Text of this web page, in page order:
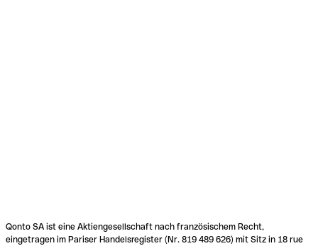
Qonto SA ist eine Aktiengesellschaft nach französischem Recht,
eingetragen im Pariser Handelsregister (Nr. 819 489 626) mit Sitz in 18 rue